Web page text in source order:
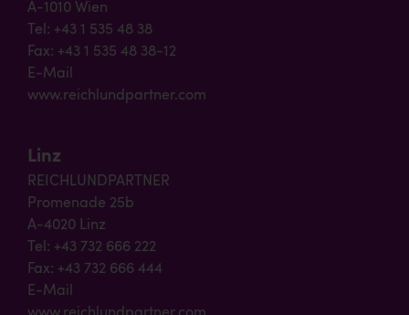
A-1010 Wien
Tel: +43 1 535 48 38
Fax: +43 1 535 48 38-12
E-Mail
www.reichlundpartner.com
Linz
REICHLUNDPARTNER
Promenade 25b
A-4020 Linz
Tel: +43 732 666 222
Fax: +43 732 666 444
E-Mail